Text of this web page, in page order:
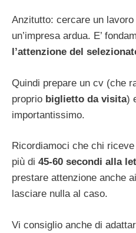
Anzitutto: cercare un
un’impresa ardua. E’
l’attenzione del
Quindi prepare un cv (che
proprio biglietto da visita)
importantissimo.
Ricordiamoci che chi
più di 45-60 secondi alla
prestare attenzione anche ai
lasciare nulla al caso.
Vi consiglio anche di